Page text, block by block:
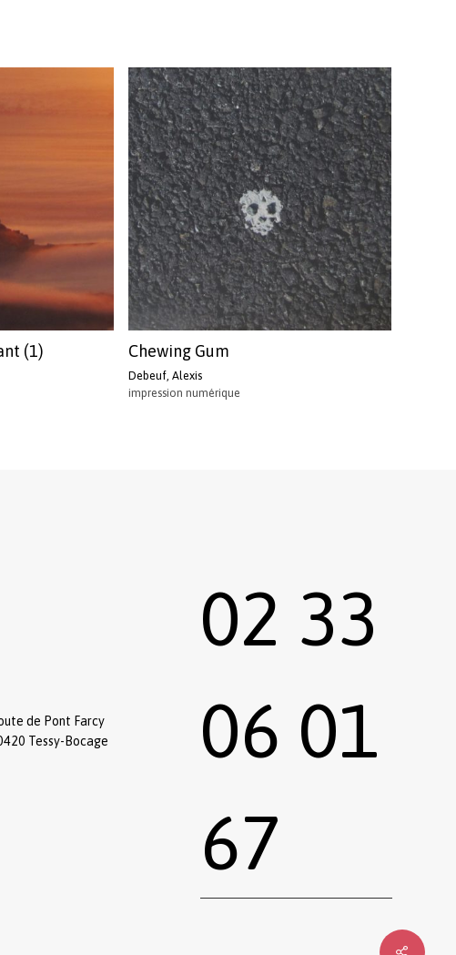
0,00
(1) Chewing Gum
Debeuf, Alexis
impression numérique
de Pont Farcy
Tessy-Bocage
02 33
06 01
67